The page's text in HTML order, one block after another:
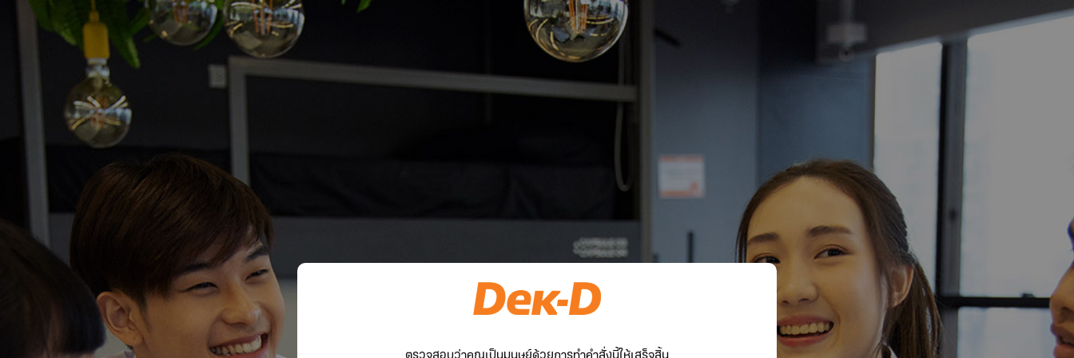
ตรวจสอบว่าคุณเป็นมนุษย์ด้วยการทำคำสั่งนี้ให้เสร็จสิ้น